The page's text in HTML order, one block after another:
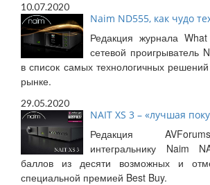
10.07.2020
Naim ND555, как чудо
Редакция журнала
сетевой проигрыватель
в список самых технологичных
рынке.
29.05.2020
NAIT XS 3 – «лучшая
Редакция
интегральнику Naim
баллов из десяти возможных и
специальной премией Best Buy.